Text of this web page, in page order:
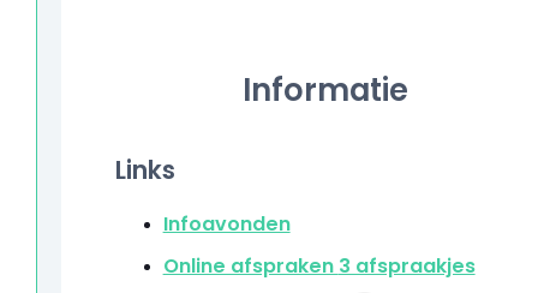
Informatie
Links
Infoavonden
Online afspraken 3 afspraakjes